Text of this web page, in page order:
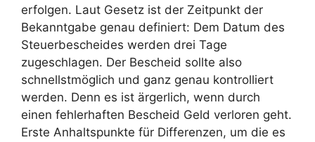
erfolgen. Laut Gesetz ist der Zeitpunkt der
Bekanntgabe genau definiert: Dem Datum des
Steuerbescheides werden drei Tage
zugeschlagen. Der Bescheid sollte also
schnellstmöglich und ganz genau kontrolliert
werden. Denn es ist ärgerlich, wenn durch
einen fehlerhaften Bescheid Geld verloren geht.
Erste Anhaltspunkte für Differenzen, um die es